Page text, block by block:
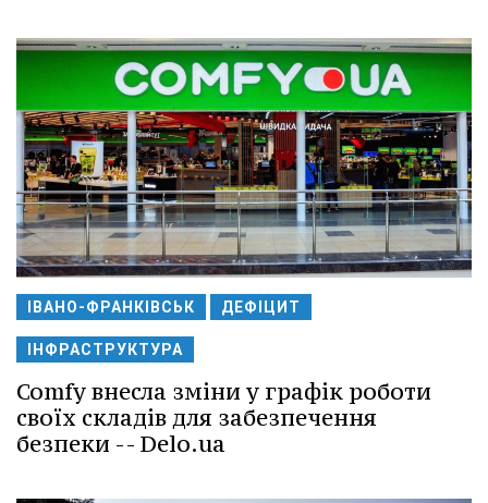
ІВАНО-ФРАНКІВСЬК ДЕФІЦИТ
ІНФРАСТРУКТУРА
Comfy внесла зміни у графік роботи
своїх складів для забезпечення
безпеки -- Delo.ua